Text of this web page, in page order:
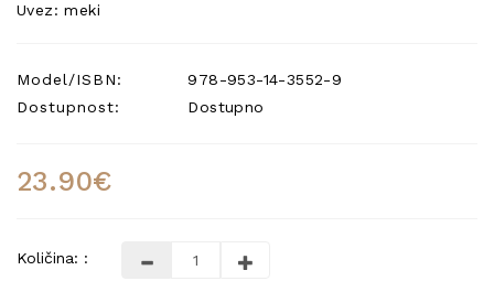
Uvez: meki
Model/ISBN:
978-953-14-3552-9
Dostupnost:
Dostupno
23.90€
Količina: :